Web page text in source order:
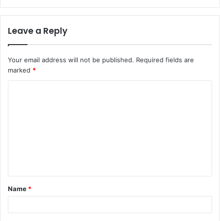
Leave a Reply
Your email address will not be published. Required fields are
marked *
Name *